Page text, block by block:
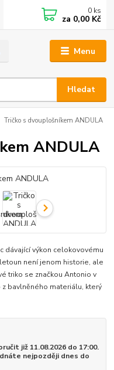
Menu
Hledat
0 ks
za 0,00 Kč
Tričko s dvouplošníkem ANDULA
ANDULA
dávající výkon celokovovému
není jenom historie, ale
triko se značkou Antonio v
bavlněného materiálu, který
již 11.08.2026 do 17:00.
nejpozději dnes do